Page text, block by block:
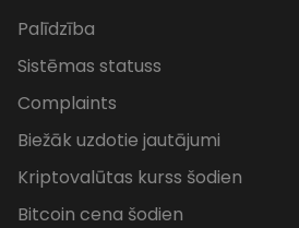
Palīdzība
Sistēmas statuss
Complaints
Biežāk uzdotie jautājumi
Kriptovalūtas kurss šodien
Bitcoin cena šodien